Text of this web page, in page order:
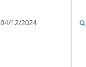
04/12/2024